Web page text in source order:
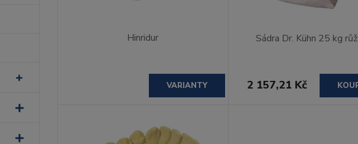
Hinridur
VARIANTY
Sádra Dr. Kühn 25 kg
2 157,21 Kč